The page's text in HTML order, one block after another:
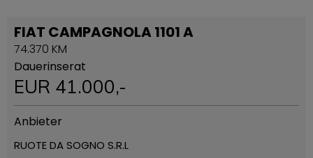
FIAT CAMPAGNOLA 1101 A
74.370 KM
Dauerinserat
EUR 41.000,-
Anbieter
RUOTE DA SOGNO S.R.L